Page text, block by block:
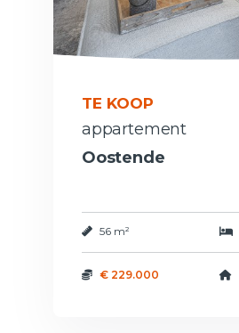
TE KOOP
appartement
Oostende
56 m²
€ 229.000